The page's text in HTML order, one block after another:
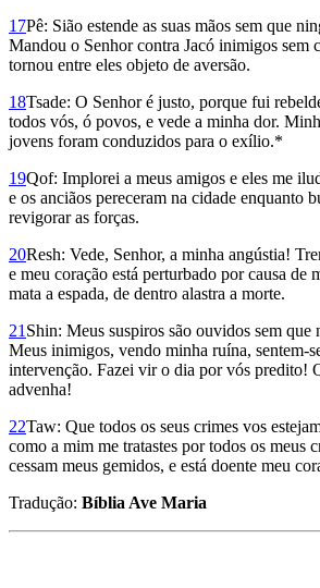
17Pê: Sião estende as suas mãos sem que
Mandou o Senhor contra Jacó inimigos sem
tornou entre eles objeto de aversão.
18Tsade: O Senhor é justo, porque fui
todos vós, ó povos, e vede a minha dor.
jovens foram conduzidos para o exílio.*
19Qof: Implorei a meus amigos e eles me
e os anciãos pereceram na cidade enquanto
revigorar as forças.
20Resh: Vede, Senhor, a minha angústia!
e meu coração está perturbado por causa de
mata a espada, de dentro alastra a morte.
21 Shin: Meus suspiros são ouvidos sem que
Meus inimigos, vendo minha ruína, sentem-
intervenção. Fazei vir o dia por vós predito!
advenha!
22Taw: Que todos os seus crimes vos
como a mim me tratastes por todos os meus
cessam meus gemidos, e está doente meu
Tradução: Bíblia Ave Maria